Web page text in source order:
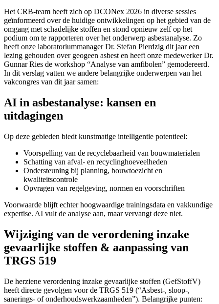
Het CRB-team heeft zich op DCONex 2026 in diverse sessies
geïnformeerd over de huidige ontwikkelingen op het gebied van de
omgang met schadelijke stoffen en stond opnieuw zelf op het
podium om te rapporteren over het onderwerp asbestanalyse. Zo
heeft onze laboratoriummanager Dr. Stefan Pierdzig dit jaar een
lezing gehouden over geogeen asbest en heeft onze medewerker Dr.
Gunnar Ries de workshop “Analyse van amfibolen” gemodereerd.
In dit verslag vatten we andere belangrijke onderwerpen van het
vakcongres van dit jaar samen:
AI in asbestanalyse: kansen en
uitdagingen
Op deze gebieden biedt kunstmatige intelligentie potentieel:
Voorspelling van de recyclebaarheid van bouwmaterialen
Schatting van afval- en recyclinghoeveelheden
Ondersteuning bij planning, bouwtoezicht en
kwaliteitscontrole
Opvragen van regelgeving, normen en voorschriften
Voorwaarde blijft echter hoogwaardige trainingsdata en vakkundige
expertise. AI vult de analyse aan, maar vervangt deze niet.
Wijziging van de verordening inzake
gevaarlijke stoffen & aanpassing van
TRGS 519
De herziene verordening inzake gevaarlijke stoffen (GefStoffV)
heeft directe gevolgen voor de TRGS 519 (“Asbest-, sloop-,
sanerings- of onderhoudswerkzaamheden”). Belangrijke punten: